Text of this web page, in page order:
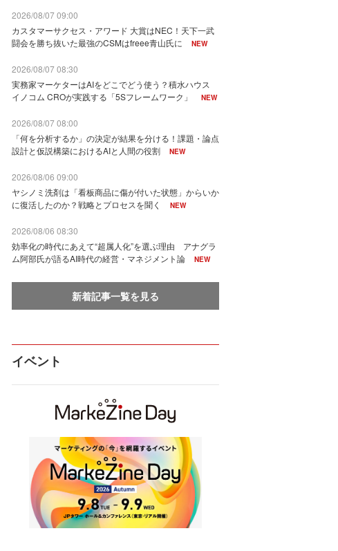
2026/08/07 09:00
カスタマーサクセス・アワード 大賞はNEC！天下一武
闘会を勝ち抜いた最強のCSMはfreee青山氏に
NEW
2026/08/07 08:30
実務家マーケターはAIをどこでどう使う？積水ハウス
イノコム CROが実践する「5Sフレームワーク」
NEW
2026/08/07 08:00
「何を分析するか」の決定が結果を分ける！課題・論点
設計と仮説構築におけるAIと人間の役割
NEW
2026/08/06 09:00
ヤシノミ洗剤は「看板商品に傷が付いた状態」からいか
に復活したのか？戦略とプロセスを聞く
NEW
2026/08/06 08:30
効率化の時代にあえて“超属人化”を選ぶ理由 アナグラ
ム阿部氏が語るAI時代の経営・マネジメント論
NEW
新着記事一覧を見る
イベント